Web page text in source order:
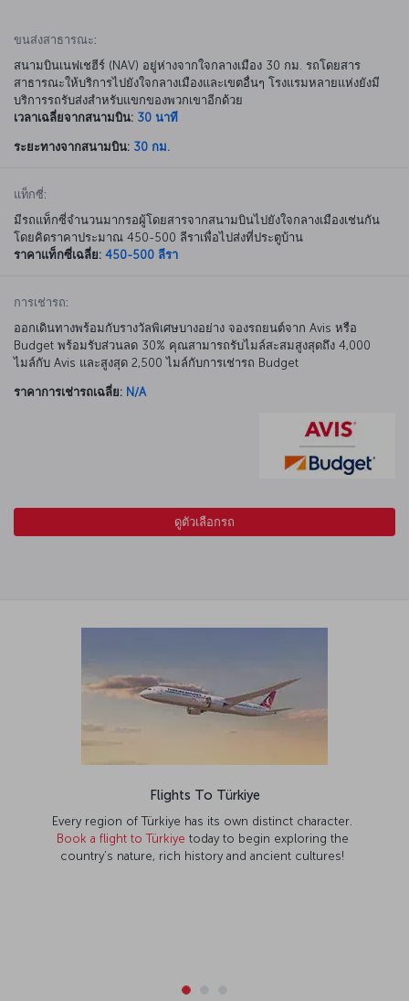
ขนส่งสาธารณะ:
สนามบินเนฟเชฮีร์ (NAV) อยู่ห่างจากใจกลางเมือง 30 กม. รถโดยสาร
สาธารณะให้บริการไปยังใจกลางเมืองและเขตอื่นๆ โรงแรมหลายแห่งยังมี
บริการรถรับส่งสำหรับแขกของพวกเขาอีกด้วย
เวลาเฉลี่ยจากสนามบิน: 30 นาที
ระยะทางจากสนามบิน: 30 กม.
แท็กซี่:
มีรถแท็กซี่จำนวนมากรอผู้โดยสารจากสนามบินไปยังใจกลางเมืองเช่นกัน
โดยคิดราคาประมาณ 450-500 ลีราเพื่อไปส่งที่ประตูบ้าน
ราคาแท็กซี่เฉลี่ย: 450-500 ลีรา
การเช่ารถ:
ออกเดินทางพร้อมกับรางวัลพิเศษบางอย่าง จองรถยนต์จาก Avis หรือ
Budget พร้อมรับส่วนลด 30% คุณสามารถรับไมล์สะสมสูงสุดถึง 4,000
ไมล์กับ Avis และสูงสุด 2,500 ไมล์กับการเช่ารถ Budget
ราคาการเช่ารถเฉลี่ย: N/A
ดูตัวเลือกรถ
Flights To Türkiye
Every region of Türkiye has its own distinct character.
Book a flight to Türkiye today to begin exploring the
country’s nature, rich history and ancient cultures!